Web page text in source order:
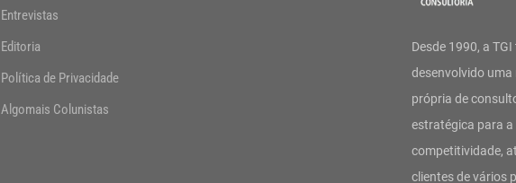
Entrevistas
Editoria
Política de Privacidade
Algomais Colunistas
Desde 1990, a
desenvolvido
própria de
estratégica para a
competitividade,
clientes de vários